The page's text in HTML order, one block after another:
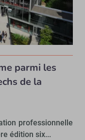
parmi les
de la
professionnelle
édition six...